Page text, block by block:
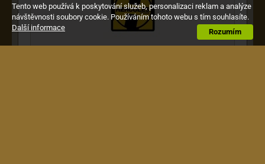
Tento web používá k poskytování služeb, personalizaci reklam a analýze
návštěvnosti soubory cookie. Používáním tohoto webu s tím souhlasíte.
Rozumím
Další informace